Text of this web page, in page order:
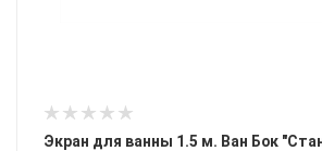
Экран для ванны 1.5 м. Ван Бок